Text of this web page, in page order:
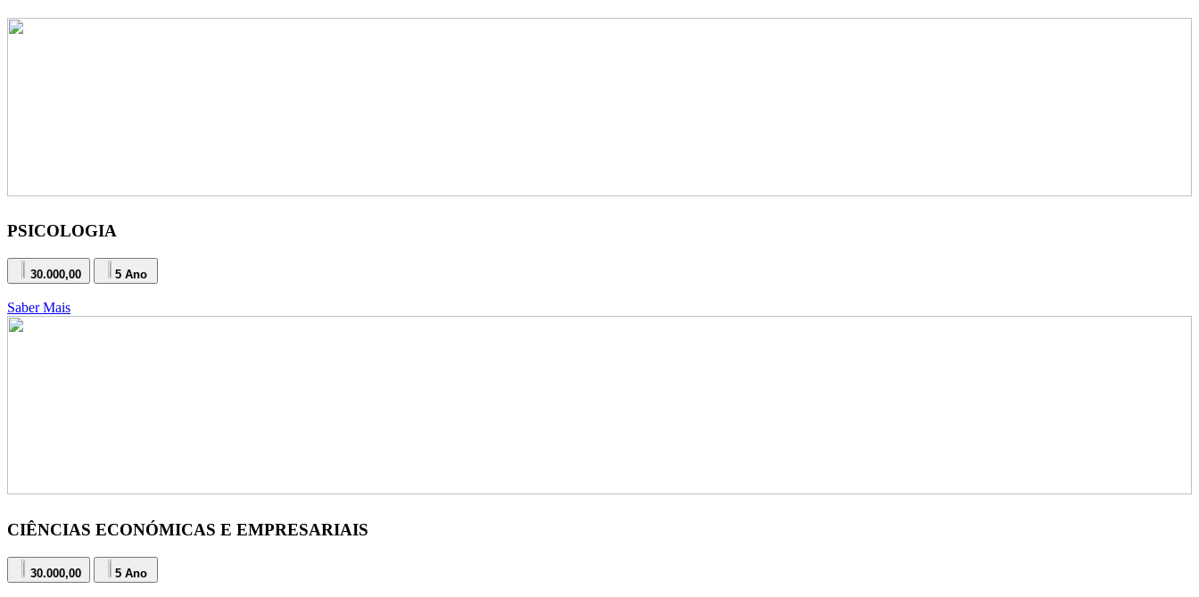
PSICOLOGIA
30.000,00 5 Ano
Saber Mais
CIÊNCIAS ECONÓMICAS E EMPRESARIAIS
30.000,00 5 Ano